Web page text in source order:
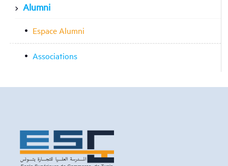
Alumni
Espace Alumni
Associations